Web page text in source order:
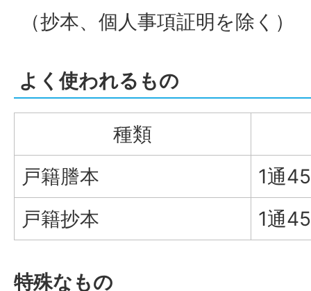
（抄本、個人事項証明を除く）
よく使われるもの
種類
戸籍謄本
1通
戸籍抄本
1通
特殊なもの